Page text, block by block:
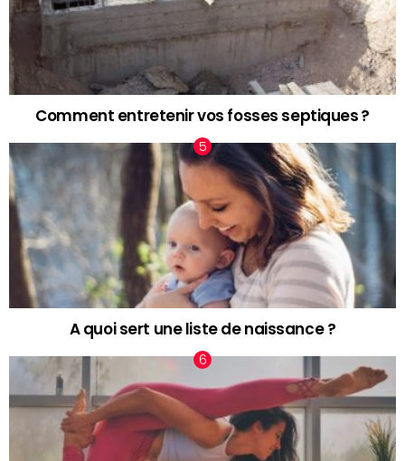
Comment entretenir vos fosses septiques ?
A quoi sert une liste de naissance ?